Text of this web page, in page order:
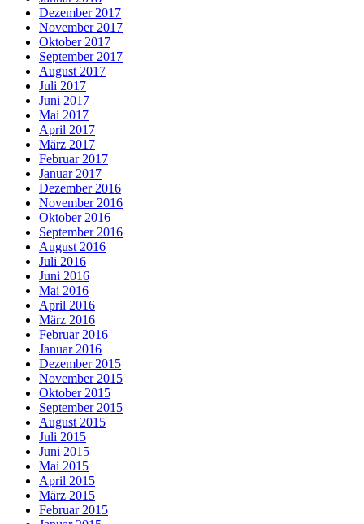
Dezember 2017
November 2017
Oktober 2017
September 2017
August 2017
Juli 2017
Juni 2017
Mai 2017
April 2017
März 2017
Februar 2017
Januar 2017
Dezember 2016
November 2016
Oktober 2016
September 2016
August 2016
Juli 2016
Juni 2016
Mai 2016
April 2016
März 2016
Februar 2016
Januar 2016
Dezember 2015
November 2015
Oktober 2015
September 2015
August 2015
Juli 2015
Juni 2015
Mai 2015
April 2015
März 2015
Februar 2015